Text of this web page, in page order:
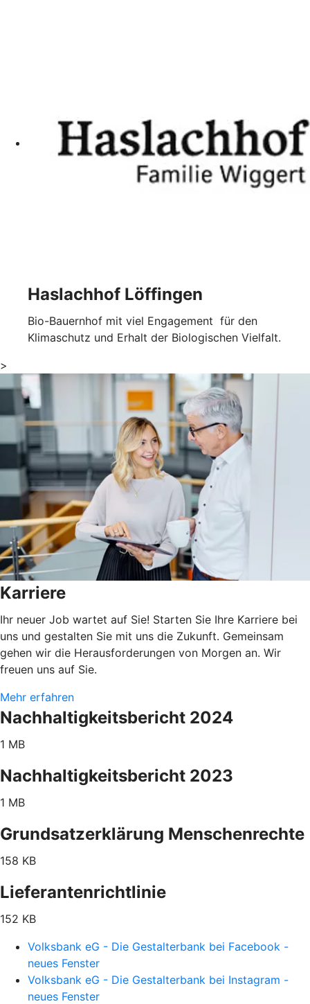
Haslachhof Löffingen
Bio-Bauernhof mit viel Engagement für den
Klimaschutz und Erhalt der Biologischen Vielfalt.
>
Karriere
Ihr neuer Job wartet auf Sie! Starten Sie Ihre Karriere bei
uns und gestalten Sie mit uns die Zukunft. Gemeinsam
gehen wir die Herausforderungen von Morgen an. Wir
freuen uns auf Sie.
Mehr erfahren
Nachhaltigkeitsbericht 2024
1 MB
Nachhaltigkeitsbericht 2023
1 MB
Grundsatzerklärung Menschenrechte
158 KB
Lieferantenrichtlinie
152 KB
Volksbank eG - Die Gestalterbank bei Facebook -
neues Fenster
Volksbank eG - Die Gestalterbank bei Instagram -
neues Fenster